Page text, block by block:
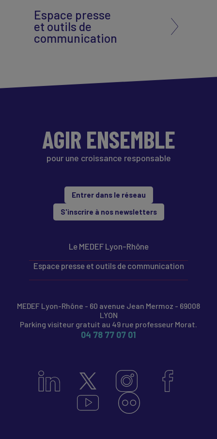
Espace presse
et outils de
communication
AGIR ENSEMBLE
pour une croissance responsable
Entrer dans le réseau
S'inscrire à nos newsletters
Le MEDEF Lyon-Rhône
Espace presse et outils de communication
MEDEF Lyon-Rhône - 60 avenue Jean Mermoz - 69008
LYON
Parking visiteur gratuit au 49 rue professeur Morat.
04 78 77 07 01